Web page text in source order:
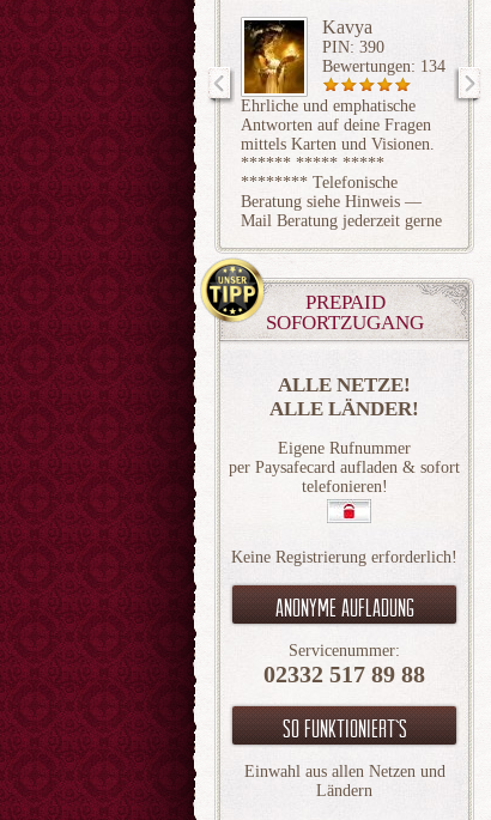
Kavya
PIN: 390
Bewertungen: 134
Ehrliche und emphatische
Antworten auf deine Fragen
mittels Karten und Visionen.
****** ***** *****
******** Telefonische
Beratung siehe Hinweis —
Mail Beratung jederzeit gerne
PREPAID
SOFORTZUGANG
ALLE NETZE!
ALLE LÄNDER!
Eigene Rufnummer
per Paysafecard aufladen & sofort
telefonieren!
Keine Registrierung erforderlich!
Anonyme aufladung
Servicenummer:
02332 517 89 88
So funktioniert`s
Einwahl aus allen Netzen und
Ländern